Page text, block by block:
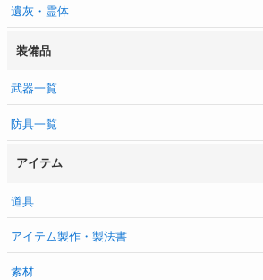
遺灰・霊体
装備品
武器一覧
防具一覧
アイテム
道具
アイテム製作・製法書
素材